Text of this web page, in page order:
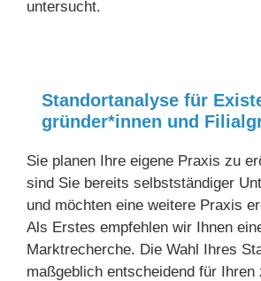
untersucht.
Stand­ort­ana­lyse für
gründer*innen und
Sie planen Ihre eigene Praxis zu
sind Sie bereits selbstständiger
und möchten eine weitere Praxis
Als Erstes empfehlen wir Ihnen
Marktrecherche. Die Wahl Ihres
maßgeblich entscheidend für Ihren